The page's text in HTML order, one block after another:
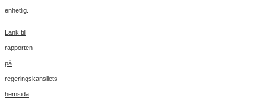
enhetlig.
Länk till
rapporten
på
regeringskansliets
hemsida